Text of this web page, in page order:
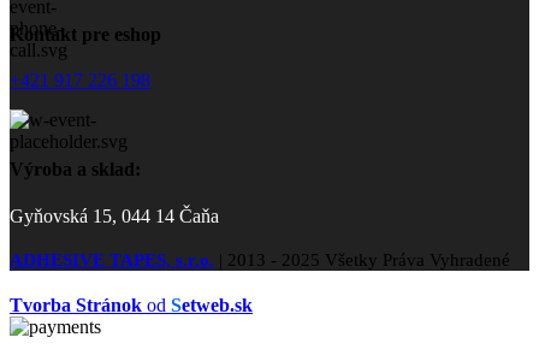
Kontakt pre eshop
+421 917 226 198
Výroba a sklad:
Gyňovská 15, 044 14 Čaňa
ADHESIVE TAPES, s.r.o. | 2013 - 2025 Všetky Práva Vyhradené
Tvorba Stránok od Setweb.sk